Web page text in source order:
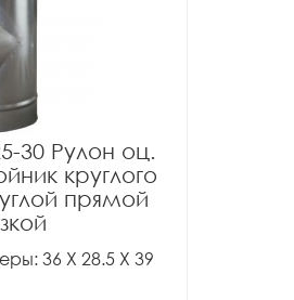
30 Рулон оц.
круглого
прямой
36 X 28.5 X 39